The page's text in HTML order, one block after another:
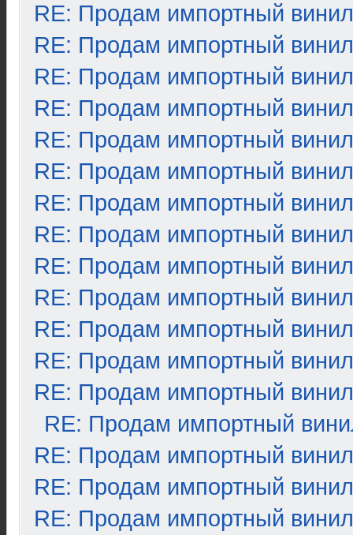
RE: Продам импортный винил
RE: Продам импортный винил
RE: Продам импортный винил
RE: Продам импортный винил
RE: Продам импортный винил
RE: Продам импортный винил
RE: Продам импортный винил
RE: Продам импортный винил
RE: Продам импортный винил
RE: Продам импортный винил
RE: Продам импортный винил
RE: Продам импортный винил
RE: Продам импортный винил
RE: Продам импортный
RE: Продам импортный винил
RE: Продам импортный винил
RE: Продам импортный винил